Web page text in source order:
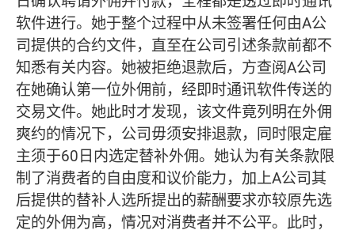
软件进行。她于整个过程中从未签署任何由A公
司提供的合约文件，直至在公司引述条款前都不
知悉有关内容。她被拒绝退款后，方查阅A公司
在她确认第一位外佣前，经即时通讯软件传送的
交易文件。她此时才发现，该文件竟列明在外佣
爽约的情况下，公司毋须安排退款，同时限定雇
主须于60日内选定替补外佣。她认为有关条款限
制了消费者的自由度和议价能力，加上A公司其
后提供的替补人选所提出的薪酬要求亦较原先选
定的外佣为高，情况对消费者并不公平。此时，